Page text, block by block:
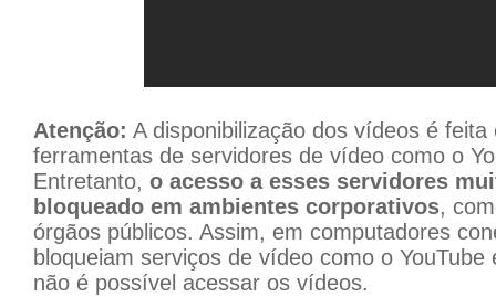
Atenção: A disponibilização dos vídeos é feita
ferramentas de servidores de vídeo como o
Entretanto, o acesso a esses servidores
bloqueado em ambientes corporativos,
órgãos públicos. Assim, em computadores
bloqueiam serviços de vídeo como o
não é possível acessar os vídeos.